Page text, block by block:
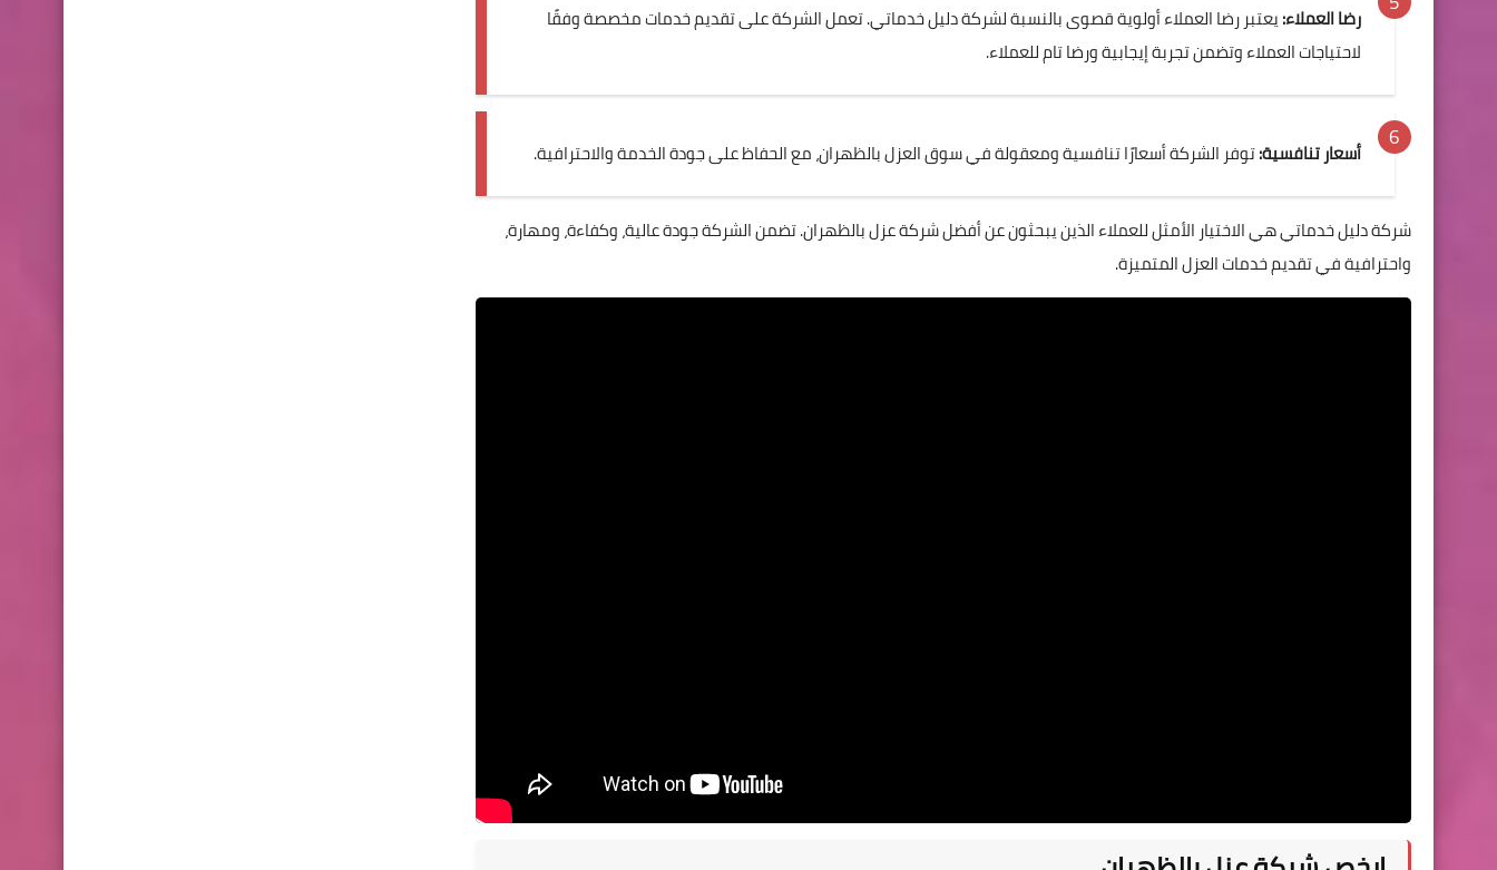
رضا العملاء:يعتبر رضا العملاء أولوية قصوى بالنسبة لشركة دليل خدماتي. تعمل الشركة على تقديم خدمات مخصصة وفقًا
لاحتياجات العملاء وتضمن تجربة إيجابية ورضا تام للعملاء.
أسعار تنافسية:توفر الشركة أسعارًا تنافسية ومعقولة في سوق العزل بالظهران، مع الحفاظ على جودة الخدمة والاحترافية.
شركة دليل خدماتي هي الاختيار الأمثل للعملاء الذين يبحثون عن أفضل شركة عزل بالظهران. تضمن الشركة جودة عالية، وكفاءة، ومهارة،
واحترافية في تقديم خدمات العزل المتميزة.